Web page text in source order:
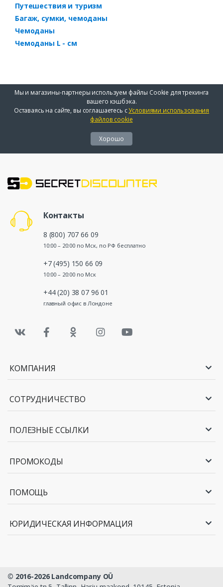
Путешествия и туризм
Багаж, сумки, чемоданы
Чемоданы
Чемоданы L - см
Мы и магазины-партнеры используем файлы Cookie для трекинга
вашего кэшбэка.
Оставаясь на сайте, вы соглашаетесь сУсловиями использования
файлов cookie
Хорошо
Контакты
8 (800) 707 66 09
10:00 – 20:00 по Мск, по РФ бесплатно
+7 (495) 150 66 09
10:00 – 20:00 по Мск
+44 (20) 38 07 96 01
главный офис в Лондоне
КОМПАНИЯ
СОТРУДНИЧЕСТВО
ПОЛЕЗНЫЕ ССЫЛКИ
ПРОМОКОДЫ
ПОМОЩЬ
ЮРИДИЧЕСКАЯ ИНФОРМАЦИЯ
© 2016-2026 Landcompany OÜ